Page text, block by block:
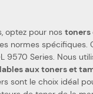
optez pour nos toners
pièces de qualité,
aux toners et
sont le choix idéal